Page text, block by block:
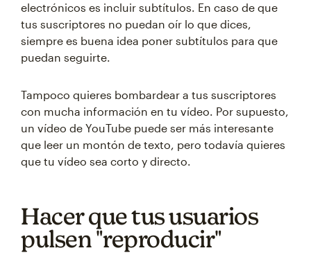
electrónicos es incluir subtítulos. En caso de que
tus suscriptores no puedan oír lo que dices,
siempre es buena idea poner subtítulos para que
puedan seguirte.
Tampoco quieres bombardear a tus suscriptores
con mucha información en tu vídeo. Por supuesto,
un vídeo de YouTube puede ser más interesante
que leer un montón de texto, pero todavía quieres
que tu vídeo sea corto y directo.
Hacer que tus usuarios
pulsen "reproducir"